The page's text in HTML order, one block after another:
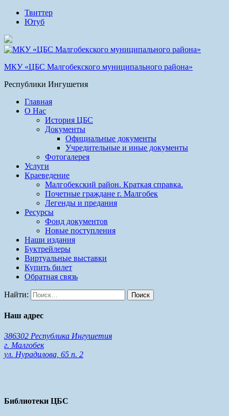
Твиттер
Ютуб
МКУ «ЦБС Малгобекского муниципального района»
Республики Ингушетия
Главная
О Нас
История ЦБС
Документы
Официальные документы
Учредительные и иные документы
Фотогалерея
Услуги
Краеведение
Малгобекский район. Краткая справка.
Почетные граждане г. Малгобек
Легенды и предания
Ресурсы
Фонд документов
Новые поступления
Наши издания
Буктрейлеры
Виртуальные выставки
Купить билет
Обратная связь
Найти:
Наш адрес
386302 Республика Ингушетия
г. Малгобек
ул. Нурадилова, 65 п. 2
Библиотеки ЦБС